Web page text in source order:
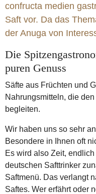
confructa medien
Saft vor. Da das
der Anuga von
Die
puren Genuss
Säfte aus Früchten und
Nahrungsmitteln, die
begleiten.
Wir haben uns so sehr
Besondere in Ihnen oft
Es wird also Zeit,
deutschen Safttrinker
Saftmenü. Das verlangt
Saftes. Wer erfährt oder